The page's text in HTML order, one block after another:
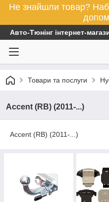
Не знайшли товар?
Авто-Тюнінг інтернет-
Товари та послуги
Accent (RB) (2011-...)
Accent (RB) (2011-...)